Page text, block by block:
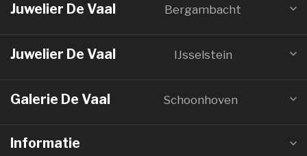
Juwelier De Vaal Bergambacht
Juwelier De Vaal IJsselstein
Galerie De Vaal Schoonhoven
Informatie